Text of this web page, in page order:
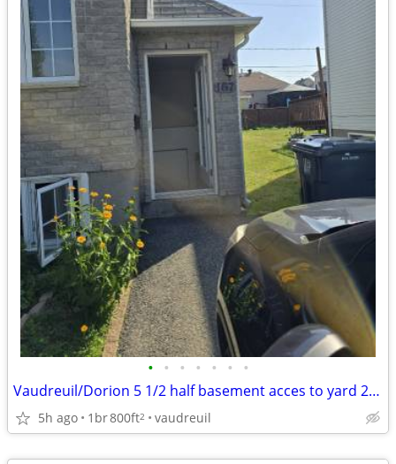
• • • • • • •
Vaudreuil/Dorion 5 1/2 half basement acces to yard 2 parking places
5h ago 1br800ft2 vaudreuil